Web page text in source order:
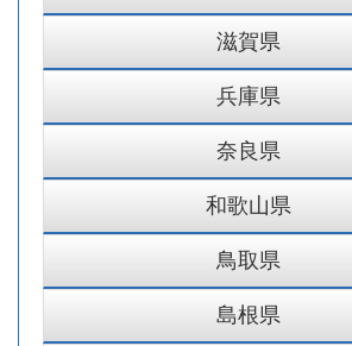
滋賀県
兵庫県
奈良県
和歌山県
鳥取県
島根県